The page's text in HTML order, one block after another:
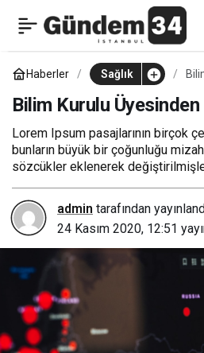
Haberler Sağlık
Bilim Kurulu Üyesinden
Lorem Ipsum pasajlarının birçok
bunların büyük bir çoğunluğu
sözcükler eklenerek
admin tarafından
24 Kasım 2020, 12:51
Ters yönde giden at
arabası tehlike saçtı